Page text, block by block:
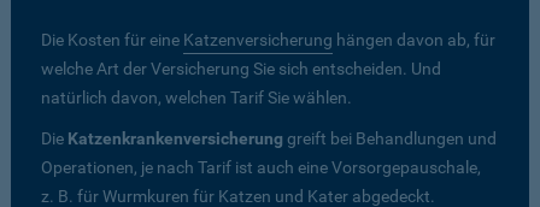
Die Kosten für eine Katzenversicherung hängen davon ab, für
welche Art der Versicherung Sie sich entscheiden. Und
natürlich davon, welchen Tarif Sie wählen.
Die Katzenkrankenversicherung greift bei Behandlungen und
Operationen, je nach Tarif ist auch eine Vorsorgepauschale,
z. B. für Wurmkuren für Katzen und Kater abgedeckt.